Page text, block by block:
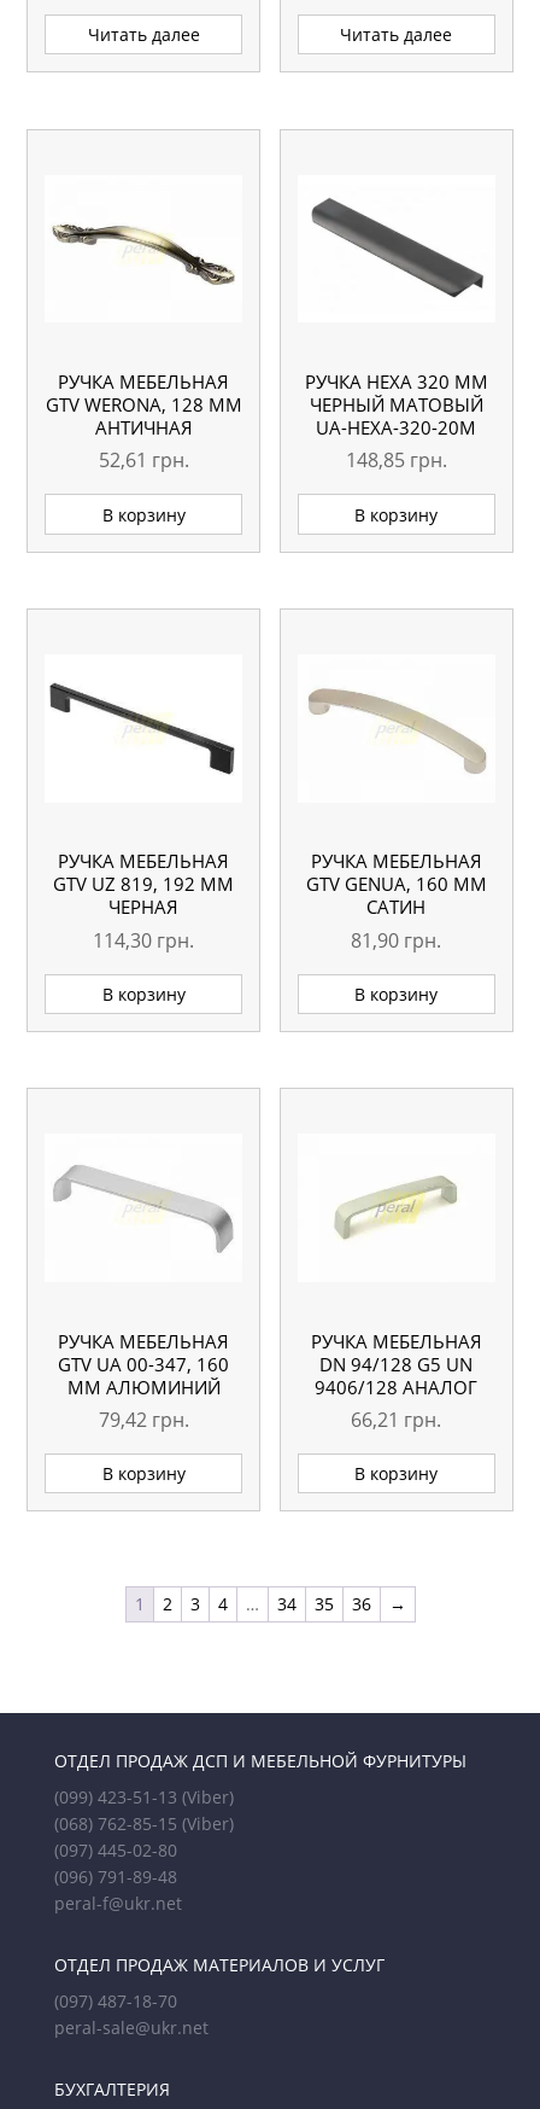
Читать далее Читать далее
РУЧКА МЕБЕЛЬНАЯ
GTV WERONA, 128 ММ
АНТИЧНАЯ
ШЛИФОВАННАЯ
ЛАТУНЬ
52,61 грн.
В корзину
РУЧКА HEXA 320 ММ
ЧЕРНЫЙ МАТОВЫЙ
UA-HEXA-320-20M
GTV
148,85 грн.
В корзину
РУЧКА МЕБЕЛЬНАЯ
GTV UZ 819, 192 ММ
ЧЕРНАЯ
114,30 грн.
В корзину
РУЧКА МЕБЕЛЬНАЯ
GTV GENUA, 160 ММ
САТИН
81,90 грн.
В корзину
РУЧКА МЕБЕЛЬНАЯ
GTV UA 00-347, 160
ММ АЛЮМИНИЙ
79,42 грн.
В корзину
РУЧКА МЕБЕЛЬНАЯ
DN 94/128 G5 UN
9406/128 АНАЛОГ
66,21 грн.
В корзину
1 2 3 4 … 34 35 36 →
ОТДЕЛ ПРОДАЖ ДСП И МЕБЕЛЬНОЙ ФУРНИТУРЫ
(099) 423-51-13 (Viber)
(068) 762-85-15 (Viber)
(097) 445-02-80
(096) 791-89-48
peral-f@ukr.net
ОТДЕЛ ПРОДАЖ МАТЕРИАЛОВ И УСЛУГ
(097) 487-18-70
peral-sale@ukr.net
БУХГАЛТЕРИЯ